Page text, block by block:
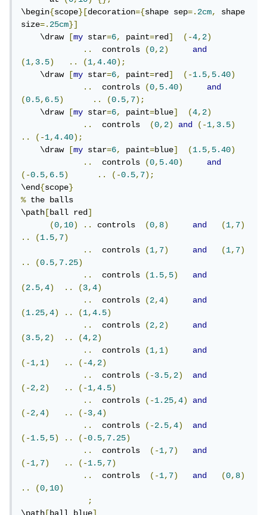
\begin{scope}[decoration={shape sep=.2cm,
shape
size=.25cm}]
    \draw
[my star=6, paint=red] (-4,2)
..
  controls
(0,2)
and
(1,3.5) .. (1,4.40);
    \draw
[my star=6, paint=red] (-1.5,5.40)
..
  controls
(0,5.40)
and
(0.5,6.5) .. (0.5,7);
    \draw
[my star=6, paint=blue] (4,2)
..
  controls
(0,2) and (-1,3.5)
..
(-1,4.40);
    \draw
[my star=6, paint=blue] (1.5,5.40)
..
  controls
(0,5.40)
and
(-0.5,6.5) .. (-0.5,7);
\end{scope}
% the balls
\path [ball red]
(0,10) .. controls (0,8) and (1,7)
..
(1.5,7)
..
  controls
(1,7) and (1,7)
..
(0.5,7.25)
..
  controls
(1.5,5)
and
(2.5,4) .. (3,4)
..
  controls
(2,4)
and
(1.25,4) .. (1,4.5)
..
  controls
(2,2)
and
(3.5,2) .. (4,2)
..
  controls
(1,1)
and
(-1,1) .. (-4,2)
..
  controls
(-3.5,2)
and
(-2,2) .. (-1,4.5)
..
  controls
(-1.25,4)
and
(-2,4) .. (-3,4)
..
  controls
(-2.5,4)
and
(-1.5,5) .. (-0.5,7.25)
..
  controls
(-1,7)
and
(-1,7) .. (-1.5,7)
..
  controls
(-1,7) and (0,8)
..
(0,10)
;